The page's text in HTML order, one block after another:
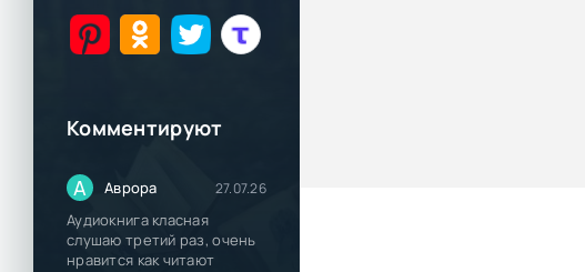
Комментируют
А Аврора 27.07.26
Аудиокнига класная
слушаю третий раз, очень
нравится как читают